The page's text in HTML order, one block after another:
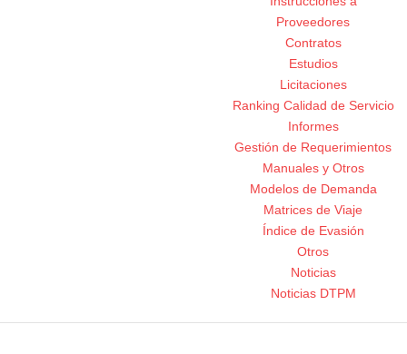
Proveedores
Contratos
Estudios
Licitaciones
Ranking Calidad de Servicio
Informes
Gestión de Requerimientos
Manuales y Otros
Modelos de Demanda
Matrices de Viaje
Índice de Evasión
Otros
Noticias
Noticias DTPM